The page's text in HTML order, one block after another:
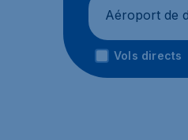
Départ de
Vols directs